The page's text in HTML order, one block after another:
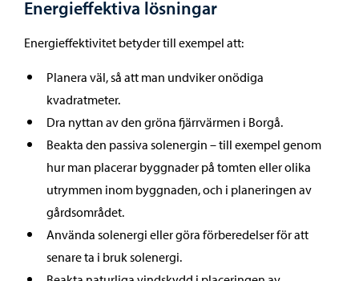
Energieffektiva lösningar
Energieffektivitet betyder till exempel att:
Planera väl, så att man undviker onödiga
kvadratmeter.
Dra nyttan av den gröna fjärrvärmen i Borgå.
Beakta den passiva solenergin – till exempel genom
hur man placerar byggnader på tomten eller olika
utrymmen inom byggnaden, och i planeringen av
gårdsområdet.
Använda solenergi eller göra förberedelser för att
senare ta i bruk solenergi.